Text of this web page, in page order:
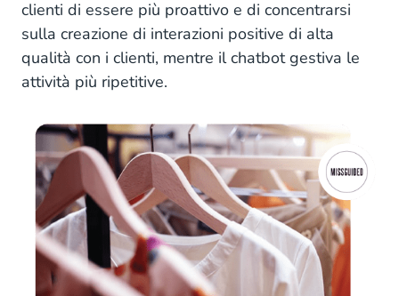
clienti di essere più proattivo e di concentrarsi
sulla creazione di interazioni positive di alta
qualità con i clienti, mentre il chatbot gestiva le
attività più ripetitive.